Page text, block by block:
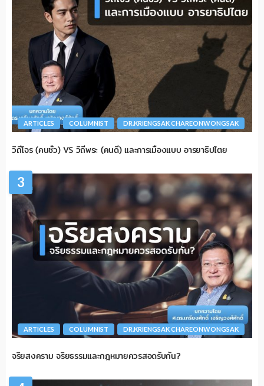
ARTICLES COLUMNIST DR.KRIENGSAK CHAREONWONGSAK
วิถีโจร (คนชั่ว) VS วิถีพระ (คนดี) และการเมืองแบบ อารยาธิปไตย
3
ARTICLES COLUMNIST DR.KRIENGSAK CHAREONWONGSAK
จริยสงคราม จริยธรรมและกฎหมายควรสอดรับกัน?